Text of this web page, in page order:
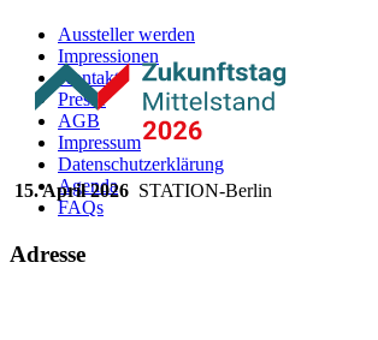
15. April 2026 STATION-Berlin
Aussteller werden
Impressionen
Kontakt
Presse
AGB
Impressum
Datenschutzerklärung
Agenda
FAQs
Adresse